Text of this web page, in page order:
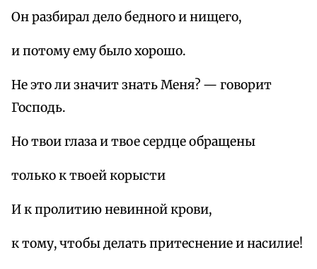
Он разбирал дело бедного и нищего,
и потому ему было хорошо.
Не это ли значит знать Меня? — говорит
Господь.
Но твои глаза и твое сердце обращены
только к твоей корысти
И к пролитию невинной крови,
к тому, чтобы делать притеснение и насилие!